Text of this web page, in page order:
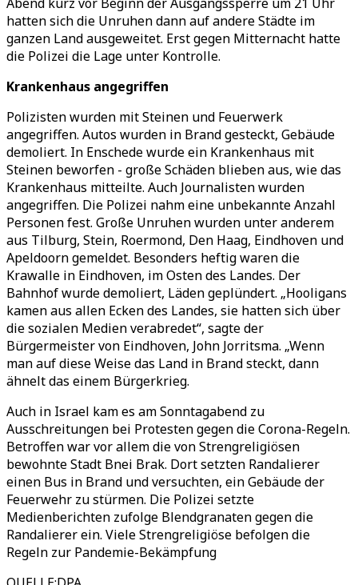
hatten sich die Unruhen dann auf andere Städte im
ganzen Land ausgeweitet. Erst gegen Mitternacht hatte
die Polizei die Lage unter Kontrolle.
Krankenhaus angegriffen
Polizisten wurden mit Steinen und Feuerwerk
angegriffen. Autos wurden in Brand gesteckt, Gebäude
demoliert. In Enschede wurde ein Krankenhaus mit
Steinen beworfen - große Schäden blieben aus, wie das
Krankenhaus mitteilte. Auch Journalisten wurden
angegriffen. Die Polizei nahm eine unbekannte Anzahl
Personen fest. Große Unruhen wurden unter anderem
aus Tilburg, Stein, Roermond, Den Haag, Eindhoven und
Apeldoorn gemeldet. Besonders heftig waren die
Krawalle in Eindhoven, im Osten des Landes. Der
Bahnhof wurde demoliert, Läden geplündert. „Hooligans
kamen aus allen Ecken des Landes, sie hatten sich über
die sozialen Medien verabredet“, sagte der
Bürgermeister von Eindhoven, John Jorritsma. „Wenn
man auf diese Weise das Land in Brand steckt, dann
ähnelt das einem Bürgerkrieg.
Auch in Israel kam es am Sonntagabend zu
Ausschreitungen bei Protesten gegen die Corona-Regeln.
Betroffen war vor allem die von Strengreligiösen
bewohnte Stadt Bnei Brak. Dort setzten Randalierer
einen Bus in Brand und versuchten, ein Gebäude der
Feuerwehr zu stürmen. Die Polizei setzte
Medienberichten zufolge Blendgranaten gegen die
Randalierer ein. Viele Strengreligiöse befolgen die
Regeln zur Pandemie-Bekämpfung